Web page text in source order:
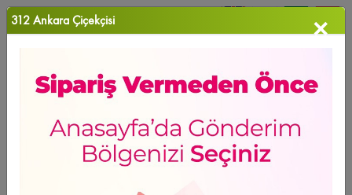
Anasayfa>Çardak Güllerim
HAFTANIN ÜRÜNÜ
312 Ankara Çiçekçisi ×